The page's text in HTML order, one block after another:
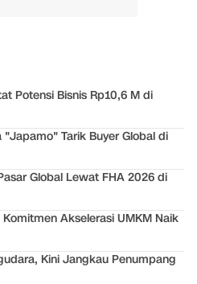
Potensi Bisnis Rp10,6 M di
"Japamo" Tarik Buyer Global di
Global Lewat FHA 2026 di
Akselerasi UMKM Naik
Kini Jangkau Penumpang